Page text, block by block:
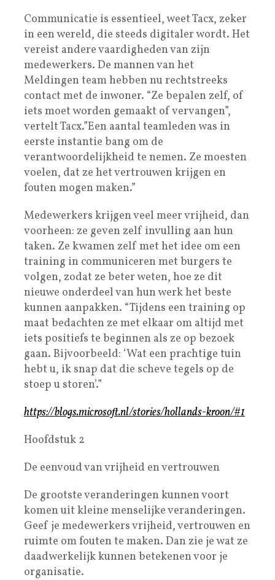
Communicatie is essentieel, weet Tacx, zeker
in een wereld, die steeds digitaler wordt. Het
vereist andere vaardigheden van zijn
medewerkers. De mannen van het
Meldingen team hebben nu rechtstreeks
contact met de inwoner. “Ze bepalen zelf, of
iets moet worden gemaakt of vervangen”,
vertelt Tacx.”Een aantal teamleden was in
eerste instantie bang om de
verantwoordelijkheid te nemen. Ze moesten
voelen, dat ze het vertrouwen krijgen en
fouten mogen maken.”
Medewerkers krijgen veel meer vrijheid, dan
voorheen: ze geven zelf invulling aan hun
taken. Ze kwamen zelf met het idee om een
training in communiceren met burgers te
volgen, zodat ze beter weten, hoe ze dit
nieuwe onderdeel van hun werk het beste
kunnen aanpakken. “Tijdens een training op
maat bedachten ze met elkaar om altijd met
iets positiefs te beginnen als ze op bezoek
gaan. Bijvoorbeeld: ‘Wat een prachtige tuin
hebt u, ik snap dat die scheve tegels op de
stoep u storen’.”
https://blogs.microsoft.nl/stories/hollands-kroon/#1
Hoofdstuk 2
De eenvoud van vrijheid en vertrouwen
De grootste veranderingen kunnen voort
komen uit kleine menselijke veranderingen.
Geef je medewerkers vrijheid, vertrouwen en
ruimte om fouten te maken. Dan zie je wat ze
daadwerkelijk kunnen betekenen voor je
organisatie.